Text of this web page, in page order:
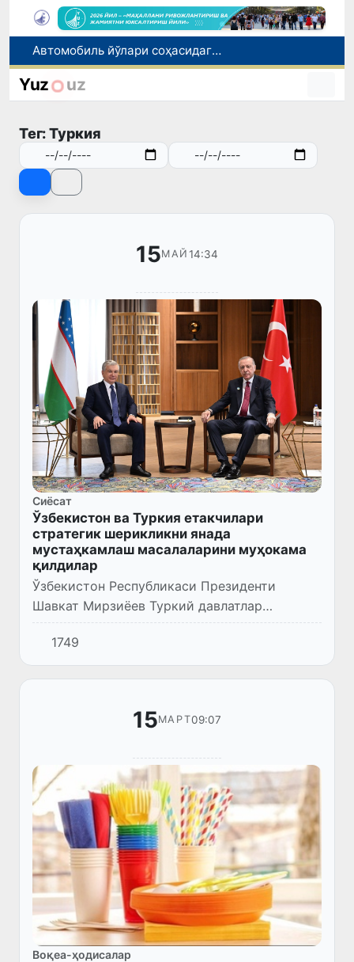
Рақобат қўмитаси аралашуви билан тадбиркордан газ учун асоссиз ундирилган тўлов қайтарилиши таъминланди
Brent нефтининг нархи 13 июлдан бери илк бор 1 баррель учун 79 доллардан пастлади
Автомобиль йўлари соҳасидаги муносабатлар тартибга солинди
Yuz uz
Тег: Туркия
15МАЙ 14:34
Сиёсат
Ўзбекистон ва Туркия етакчилари
стратегик шерикликни янада
мустаҳкамлаш масалаларини муҳокама
қилдилар
Ўзбекистон Республикаси Президенти
Шавкат Мирзиёев Туркий давлатлар
ташкилотининг норасмий саммити
доирасида Туркия Республикаси Президенти
Режеп Таййип Эрдоған билан учрашув
ўтказ...
1749
15МАРТ09:07
Воқеа-ҳодисалар